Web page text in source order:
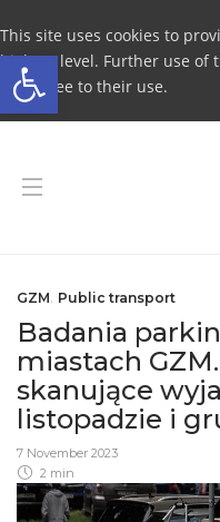
Open toolbar
This site uses cookies to
highest level. Further use of
you agree to their use.
GZM, Public transport
Badania
miastach
skanujące
listopadzie i
7 November 2023
2 min